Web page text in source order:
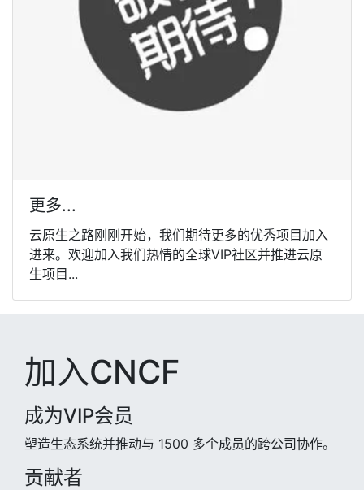
更多...
云原生之路刚刚开始，我们期待更多的优秀项目加入
进来。欢迎加入我们热情的全球VIP社区并推进云原
生项目...
加入CNCF
成为VIP会员
塑造生态系统并推动与 1500 多个成员的跨公司协作。
贡献者